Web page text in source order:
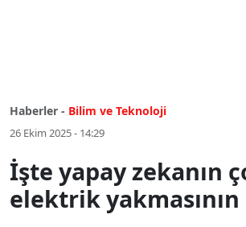
Haberler - Bilim ve Teknoloji
26 Ekim 2025 - 14:29
İşte yapay zekanın
elektrik yakmasının